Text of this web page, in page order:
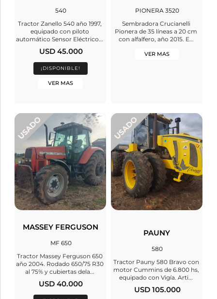
540
Tractor Zanello 540 año 1997,
equipado con piloto
automático Sensor Eléctrico...
USD 45.000
¡DISPONIBLE!
VER MAS
PIONERA 3520
Sembradora Crucianelli
Pionera de 35 líneas a 20 cm
con alfalfero, año 2015. E...
VER MAS
MASSEY FERGUSON
MF 650
Tractor Massey Ferguson 650
año 2004. Rodado 650/75 R30
al 75% y cubiertas dela...
USD 40.000
PAUNY
580
Tractor Pauny 580 Bravo con
motor Cummins de 6.800 hs,
equipado con Vigía. Arti...
USD 105.000